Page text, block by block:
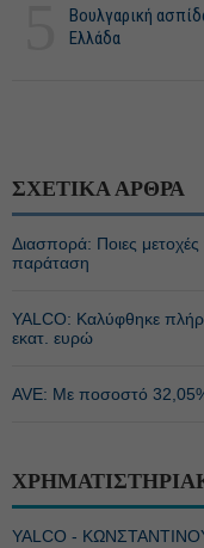
Βουλγαρική
Ελλάδα
ΣΧΕΤΙΚΑ ΑΡΘΡΑ
Διασπορά: Ποιες
παράταση
YALCO: Καλύφθηκε
εκατ. ευρώ
AVE: Με ποσοστό
YALCO -